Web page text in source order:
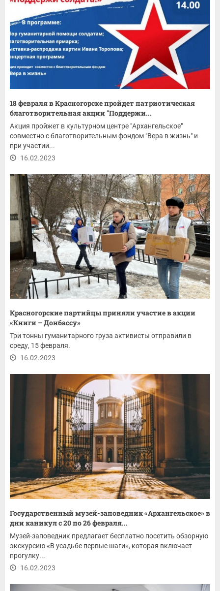
18 февраля в Красногорске пройдет патриотическая
благотворительная акции "Поддержи...
Акция пройжет в культурном центре "Архангельское"
совместно с благотворительным фондом "Вера в жизнь" и
при участии...
16.02.2023
Красногорские партийцы приняли участие в акции
«Книги – Донбассу»
Три тонны гуманитарного груза активисты отправили в
среду, 15 февраля.
16.02.2023
Государственный музей-заповедник «Архангельское» в
дни каникул с 20 по 26 февраля...
Музей-заповедник предлагает бесплатно посетить обзорную
экскурсию «В усадьбе первые шаги», которая включает
прогулку...
16.02.2023